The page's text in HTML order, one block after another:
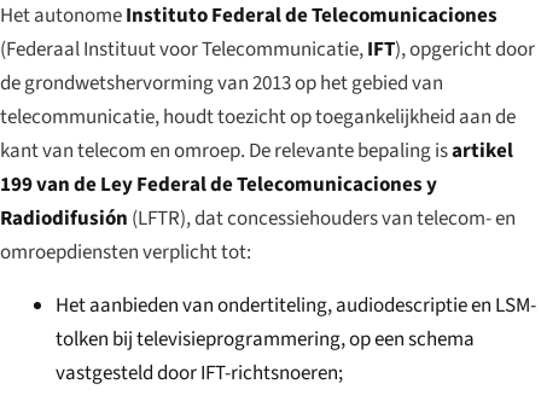
Het autonomeInstituto Federal de Telecomunicaciones
(Federaal Instituut voor Telecommunicatie,IFT), opgericht door
de grondwetshervorming van 2013 op het gebied van
telecommunicatie, houdt toezicht op toegankelijkheid aan de
kant van telecom en omroep. De relevante bepaling isartikel
199 van de Ley Federal de Telecomunicaciones y
Radiodifusión (LFTR), dat concessiehouders van telecom- en
omroepdiensten verplicht tot:
Het aanbieden van ondertiteling, audiodescriptie en LSM-
tolken bij televisieprogrammering, op een schema
vastgesteld door IFT-richtsnoeren;